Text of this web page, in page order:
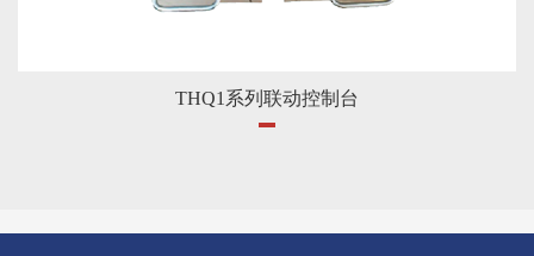
THQ1系列联动控制台